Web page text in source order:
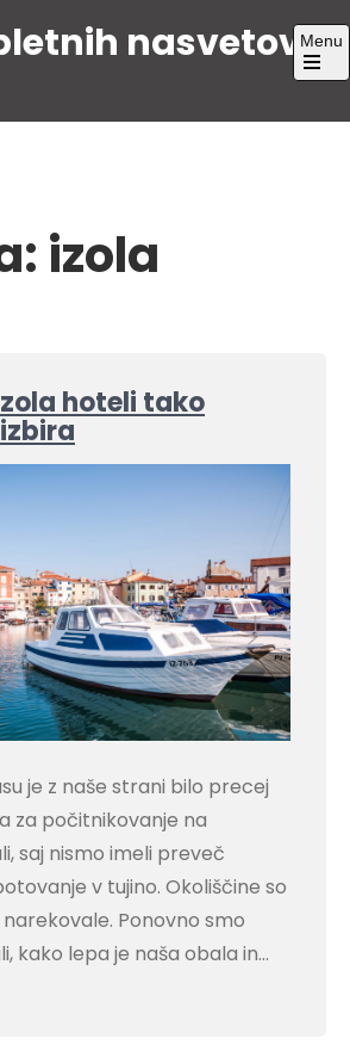
nasvetovMenu
Open
main
izola
hoteli tako
je z naše strani bilo precej
za počitnikovanje na
saj nismo imeli preveč
v tujino. Okoliščine so
Ponovno smo
kako lepa je naša obala in…